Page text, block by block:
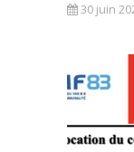
30 juin